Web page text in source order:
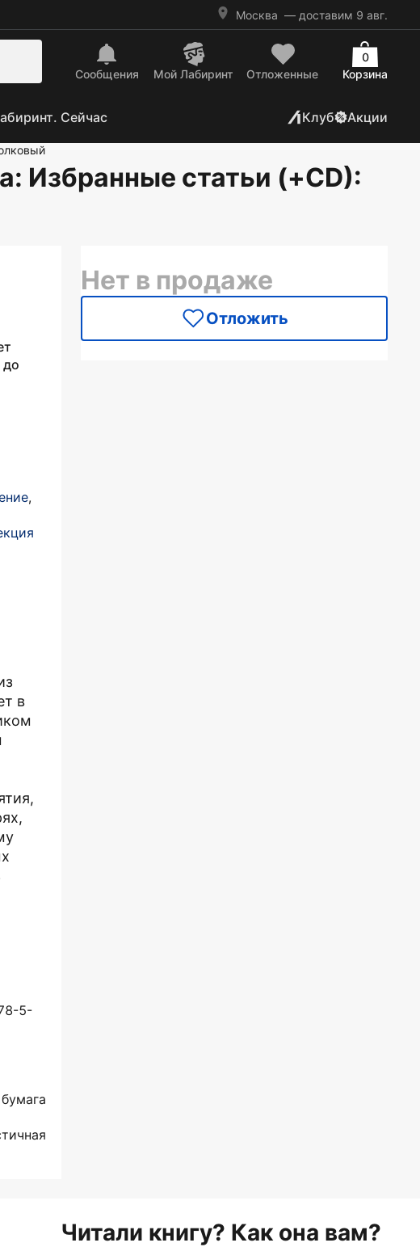
Москва — доставим 9 авг.
Сообщения Mой Лабиринт Отложенные Корзина
0
Сейчас Клуб Акции
Избранные статьи (+CD):
до
,
в
5-
Нет в продаже
Отложить
Читали книгу? Как она вам?